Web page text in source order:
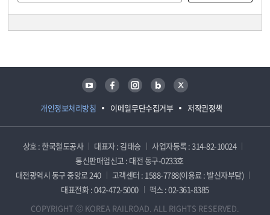
개인정보처리방침 이메일무단수집거부 저작권정책
유튜브 페이스북 인스타그램 블로그 트위터
상호 : 한국철도공사 대표자 : 김태승
사업자등록 : 314-82-10024
통신판매업신고 : 대전 동구-0233호
대전광역시 동구 중앙로 240
고객센터 : 1588-7788(이용료 : 발신자부담)
대표전화 : 042-472-5000
팩스 : 02-361-8385
COPYRIGHT ⓒ KOREA RAILROAD. ALL RIGHTS RESERVED.